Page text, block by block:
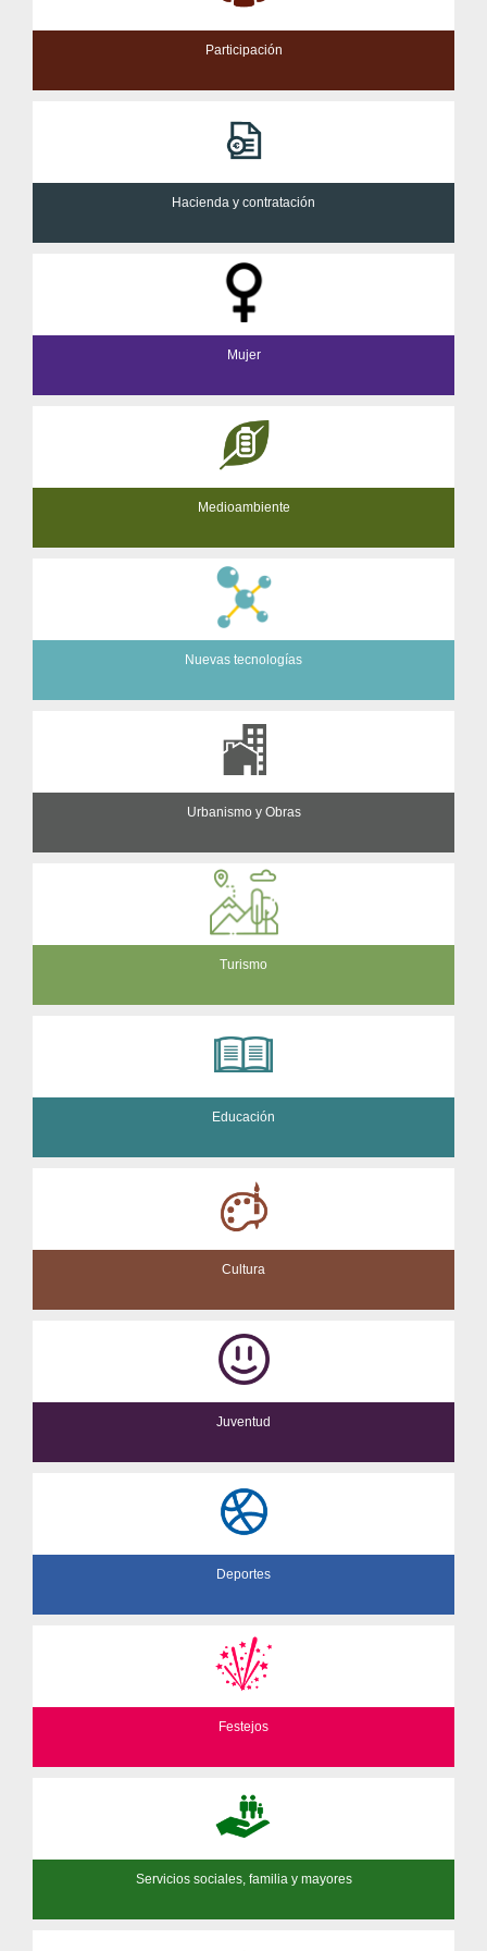
Participación
Hacienda y contratación
Mujer
Medioambiente
Nuevas tecnologías
Urbanismo y Obras
Turismo
Educación
Cultura
Juventud
Deportes
Festejos
Servicios sociales, familia y mayores